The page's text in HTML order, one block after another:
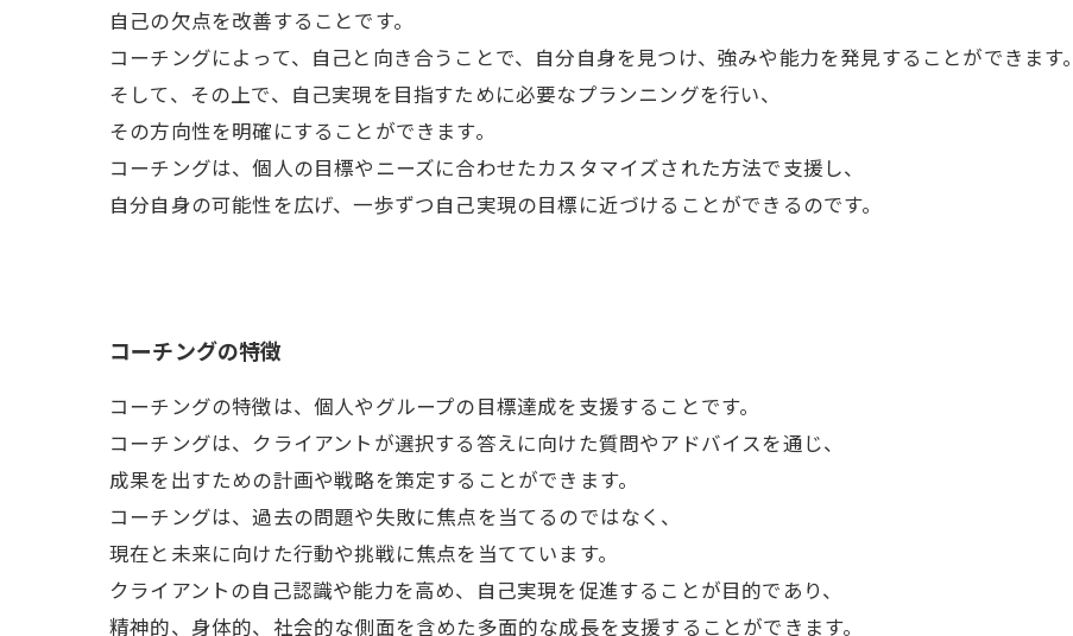
自己の欠点を改善することです。
コーチングによって、自己と向き合うことで、自分自身を見つけ、強みや能力を発見することができます。
そして、その上で、自己実現を目指すために必要なプランニングを行い、
その方向性を明確にすることができます。
コーチングは、個人の目標やニーズに合わせたカスタマイズされた方法で支援し、
自分自身の可能性を広げ、一歩ずつ自己実現の目標に近づけることができるのです。
コーチングの特徴
コーチングの特徴は、個人やグループの目標達成を支援することです。
コーチングは、クライアントが選択する答えに向けた質問やアドバイスを通じ、
成果を出すための計画や戦略を策定することができます。
コーチングは、過去の問題や失敗に焦点を当てるのではなく、
現在と未来に向けた行動や挑戦に焦点を当てています。
クライアントの自己認識や能力を高め、自己実現を促進することが目的であり、
精神的、身体的、社会的な側面を含めた多面的な成長を支援することができます。